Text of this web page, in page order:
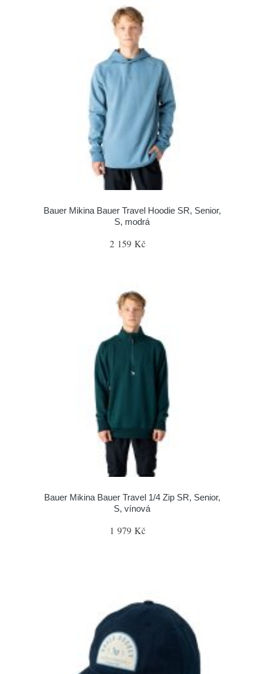
Bauer Mikina Bauer Travel Hoodie SR, Senior,
S, modrá
2 159 Kč
Bauer Mikina Bauer Travel 1/4 Zip SR, Senior,
S, vínová
1 979 Kč